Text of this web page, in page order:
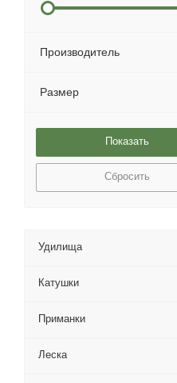
Производитель
Размер
Сбросить
Удилища
Катушки
Приманки
Леска